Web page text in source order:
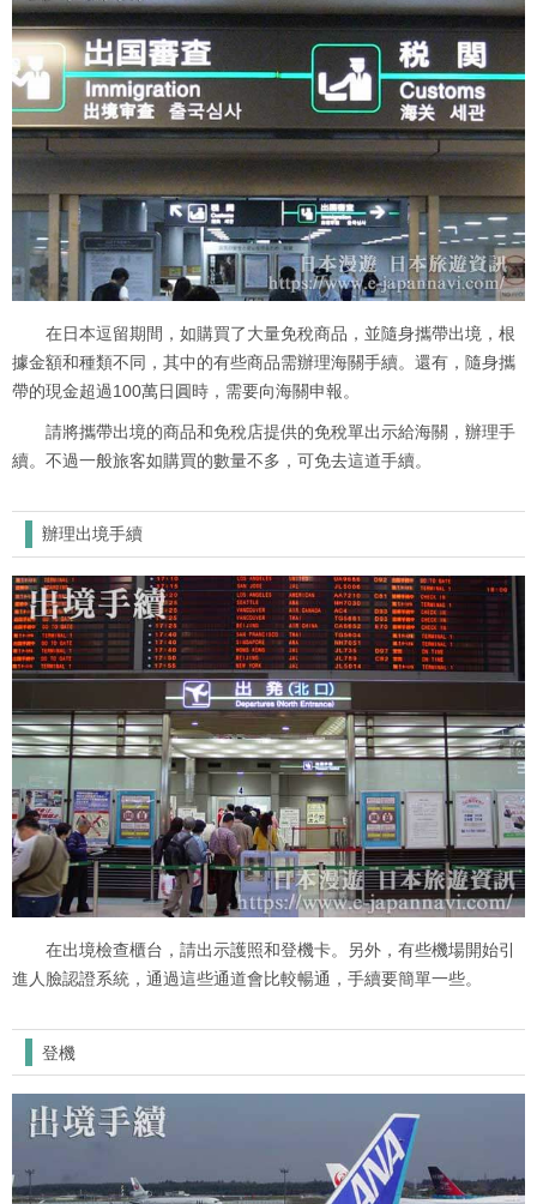
在日本逗留期間，如購買了大量免稅商品，並隨身攜帶出境，根
據金額和種類不同，其中的有些商品需辦理海關手續。還有，隨身攜
帶的現金超過100萬日圓時，需要向海關申報。
請將攜帶出境的商品和免稅店提供的免稅單出示給海關，辦理手
續。不過一般旅客如購買的數量不多，可免去這道手續。
辦理出境手續
在出境檢查櫃台，請出示護照和登機卡。另外，有些機場開始引
進人臉認證系統，通過這些通道會比較暢通，手續要簡單一些。
登機